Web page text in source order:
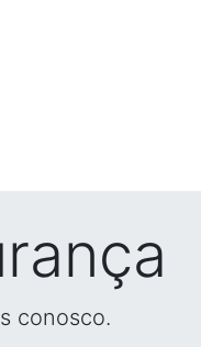
conosco.